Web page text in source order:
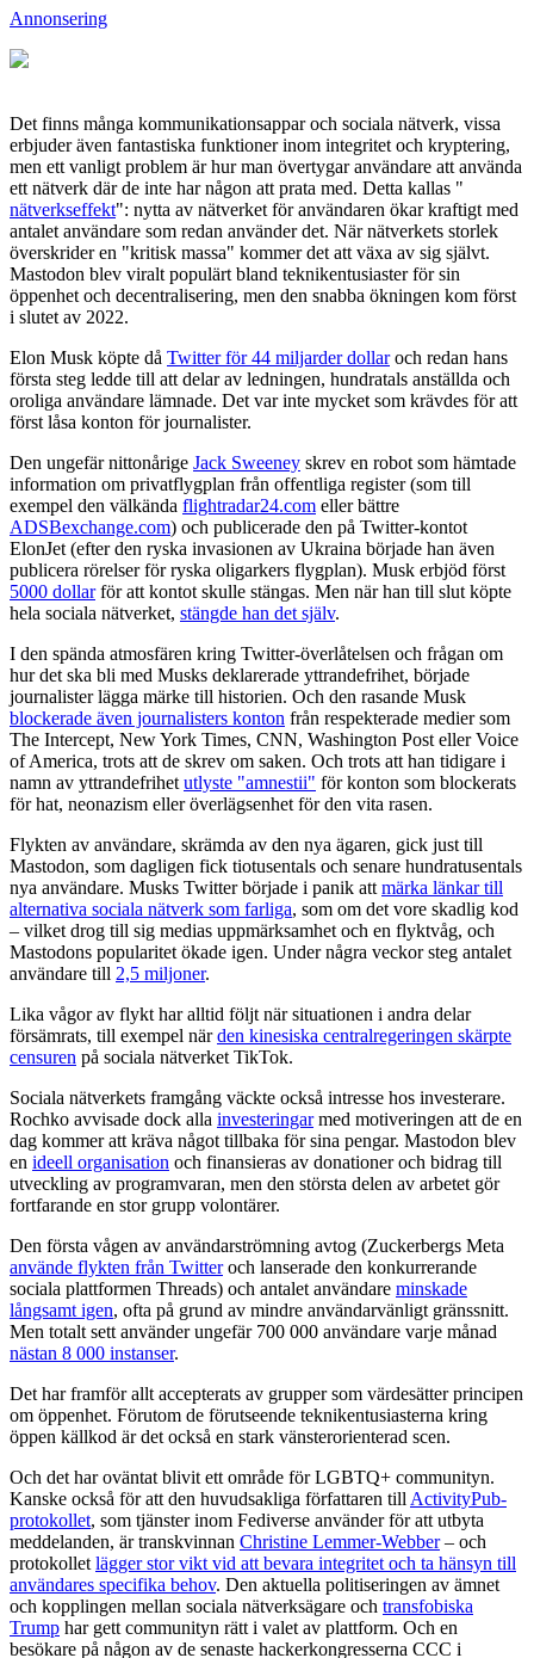
Annonsering
Det finns många kommunikationsappar och sociala nätverk, vissa
erbjuder även fantastiska funktioner inom integritet och kryptering,
men ett vanligt problem är hur man övertygar användare att använda
ett nätverk där de inte har någon att prata med. Detta kallas "
nätverkseffekt": nytta av nätverket för användaren ökar kraftigt med
antalet användare som redan använder det. När nätverkets storlek
överskrider en "kritisk massa" kommer det att växa av sig självt.
Mastodon blev viralt populärt bland teknikentusiaster för sin
öppenhet och decentralisering, men den snabba ökningen kom först
i slutet av 2022.
Elon Musk köpte då Twitter för 44 miljarder dollaroch redan hans
första steg ledde till att delar av ledningen, hundratals anställda och
oroliga användare lämnade. Det var inte mycket som krävdes för att
först låsa konton för journalister.
Den ungefär nittonårige Jack Sweeney skrev en robot som hämtade
information om privatflygplan från offentliga register (som till
exempel den välkända flightradar24.com eller bättre
ADSBexchange.com) och publicerade den på Twitter-kontot
ElonJet (efter den ryska invasionen av Ukraina började han även
publicera rörelser för ryska oligarkers flygplan). Musk erbjöd först
5000 dollarför att kontot skulle stängas. Men när han till slut köpte
hela sociala nätverket, stängde han det själv.
I den spända atmosfären kring Twitter-överlåtelsen och frågan om
hur det ska bli med Musks deklarerade yttrandefrihet, började
journalister lägga märke till historien. Och den rasande Musk
blockerade även journalisters konton från respekterade medier som
The Intercept, New York Times, CNN, Washington Post eller Voice
of America, trots att de skrev om saken. Och trots att han tidigare i
namn av yttrandefrihet utlyste "amnestii" för konton som blockerats
för hat, neonazism eller överlägsenhet för den vita rasen.
Flykten av användare, skrämda av den nya ägaren, gick just till
Mastodon, som dagligen fick tiotusentals och senare hundratusentals
nya användare. Musks Twitter började i panik att märka länkar till
alternativa sociala nätverk som farliga, som om det vore skadlig kod
– vilket drog till sig medias uppmärksamhet och en flyktvåg, och
Mastodons popularitet ökade igen. Under några veckor steg antalet
användare till 2,5 miljoner.
Lika vågor av flykt har alltid följt när situationen i andra delar
försämrats, till exempel närden kinesiska centralregeringen skärpte
censuren på sociala nätverket TikTok.
Sociala nätverkets framgång väckte också intresse hos investerare.
Rochko avvisade dock alla investeringarmed motiveringen att de en
dag kommer att kräva något tillbaka för sina pengar. Mastodon blev
en ideell organisation och finansieras av donationer och bidrag till
utveckling av programvaran, men den största delen av arbetet gör
fortfarande en stor grupp volontärer.
Den första vågen av användarströmning avtog (Zuckerbergs Meta
använde flykten från Twitteroch lanserade den konkurrerande
sociala plattformen Threads) och antalet användare minskade
långsamt igen, ofta på grund av mindre användarvänligt gränssnitt.
Men totalt sett använder ungefär 700 000 användare varje månad
nästan 8 000 instanser.
Det har framför allt accepterats av grupper som värdesätter principen
om öppenhet. Förutom de förutseende teknikentusiasterna kring
öppen källkod är det också en stark vänsterorienterad scen.
Och det har oväntat blivit ett område för LGBTQ+ communityn.
Kanske också för att den huvudsakliga författaren till ActivityPub-
protokollet, som tjänster inom Fediverse använder för att utbyta
meddelanden, är transkvinnan Christine Lemmer-Webber– och
protokollet lägger stor vikt vid att bevara integritet och ta hänsyn till
användares specifika behov. Den aktuella politiseringen av ämnet
och kopplingen mellan sociala nätverksägare och transfobiska
Trump har gett communityn rätt i valet av plattform. Och en
besökare på någon av de senaste hackerkongresserna CCC i